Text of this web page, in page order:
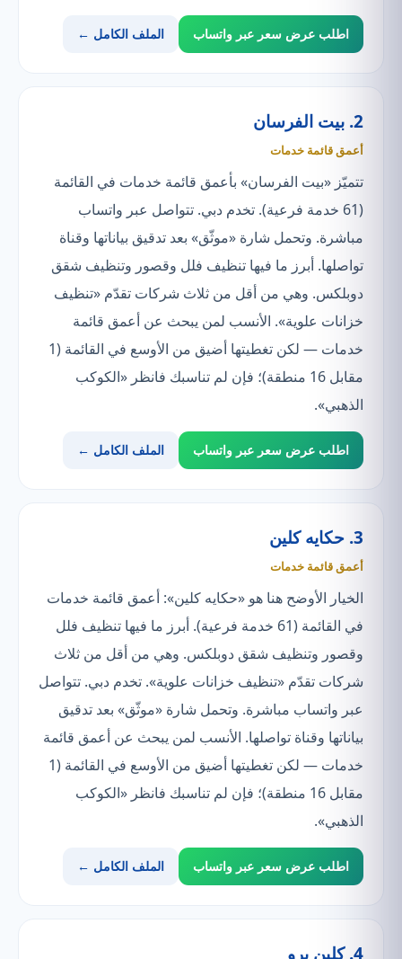
اطلب عرض سعر عبر واتساب الملف الكامل ←
2. بيت الفرسان
أعمق قائمة خدمات
تتميّز «بيت الفرسان» بأعمق قائمة خدمات في القائمة
(61 خدمة فرعية). تخدم دبي. تتواصل عبر واتساب
مباشرة. وتحمل شارة «موثّق» بعد تدقيق بياناتها وقناة
تواصلها. أبرز ما فيها تنظيف فلل وقصور وتنظيف شقق
دوبلكس. وهي من أقل من ثلاث شركات تقدّم «تنظيف
خزانات علوية». الأنسب لمن يبحث عن أعمق قائمة
خدمات — لكن تغطيتها أضيق من الأوسع في القائمة (1
مقابل 16 منطقة)؛ فإن لم تناسبك فانظر «الكوكب
الذهبي».
اطلب عرض سعر عبر واتساب الملف الكامل ←
3. حكايه كلين
أعمق قائمة خدمات
الخيار الأوضح هنا هو «حكايه كلين»: أعمق قائمة خدمات
في القائمة (61 خدمة فرعية). أبرز ما فيها تنظيف فلل
وقصور وتنظيف شقق دوبلكس. وهي من أقل من ثلاث
شركات تقدّم «تنظيف خزانات علوية». تخدم دبي. تتواصل
عبر واتساب مباشرة. وتحمل شارة «موثّق» بعد تدقيق
بياناتها وقناة تواصلها. الأنسب لمن يبحث عن أعمق قائمة
خدمات — لكن تغطيتها أضيق من الأوسع في القائمة (1
مقابل 16 منطقة)؛ فإن لم تناسبك فانظر «الكوكب
الذهبي».
اطلب عرض سعر عبر واتساب الملف الكامل ←
4. كلين برو